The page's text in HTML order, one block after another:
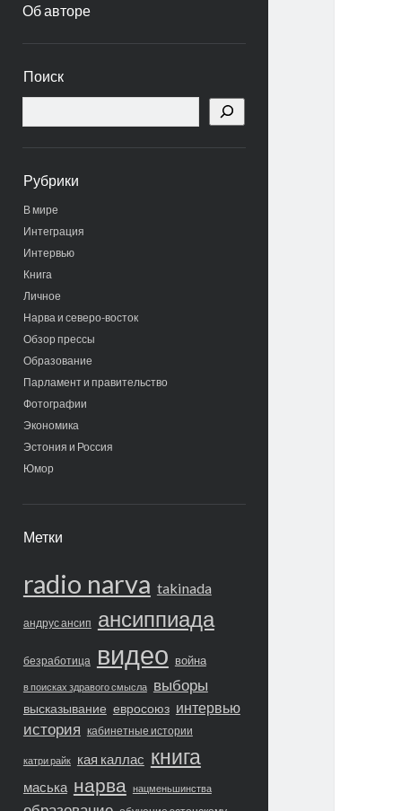
Об авторе
панель
Поиск
Рубрики
В мире
Интеграция
Интервью
Книга
Личное
Нарва и северо-восток
Обзор прессы
Образование
Парламент и правительство
Фотографии
Экономика
Эстония и Россия
Юмор
Метки
radio narva takinada
андрус ансип ансиппиада
безработица видео война
в поисках здравого смысла выборы
высказывание евросоюз интервью
история кабинетные истории
катри райк кая каллас книга
маська нарва нацменьшинства